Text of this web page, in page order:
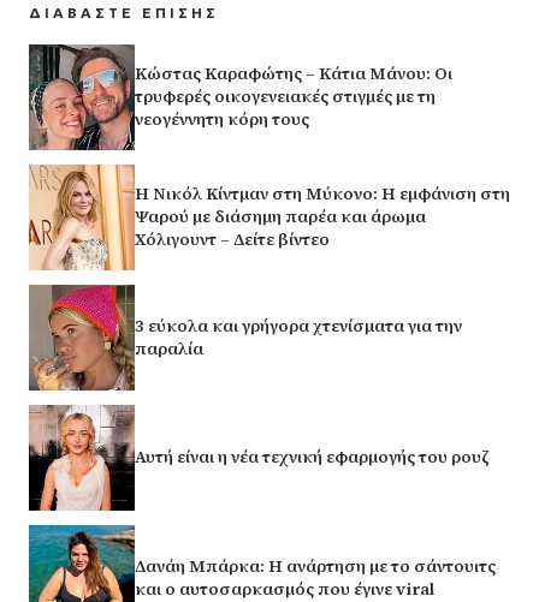
ΔΙΑΒΑΣΤΕ ΕΠΙΣΗΣ
Κώστας Καραφώτης – Κάτια Μάνου: Οι
τρυφερές οικογενειακές στιγμές με τη
νεογέννητη κόρη τους
H Νικόλ Κίντμαν στη Μύκονο: Η εμφάνιση στη
Ψαρού με διάσημη παρέα και άρωμα
Χόλιγουντ – Δείτε βίντεο
3 εύκολα και γρήγορα χτενίσματα για την
παραλία
Αυτή είναι η νέα τεχνική εφαρμογής του ρουζ
Δανάη Μπάρκα: Η ανάρτηση με το σάντουιτς
και ο αυτοσαρκασμός που έγινε viral